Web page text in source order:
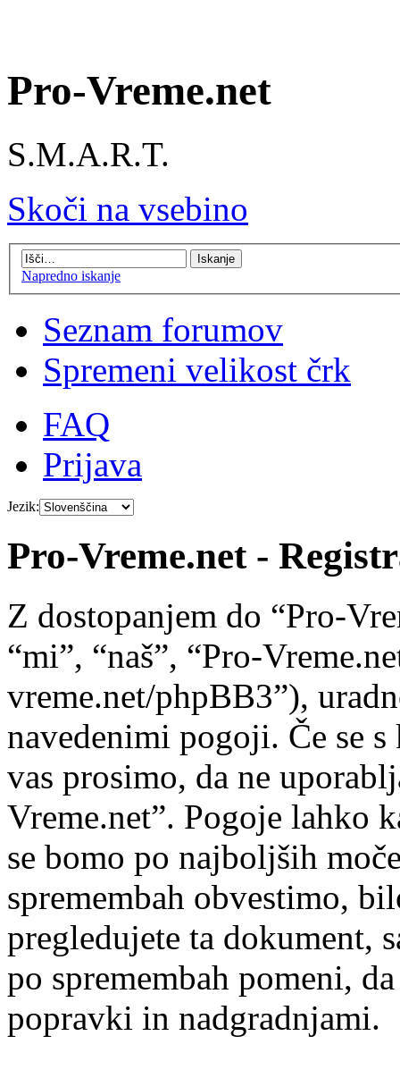
Pro-Vreme.net
S.M.A.R.T.
Skoči na vsebino
Napredno iskanje
Seznam forumov
Spremeni velikost črk
FAQ
Prijava
Jezik:
Pro-Vreme.net -
Z dostopanjem do “Pro-
“mi”, “naš”, “Pro-
vreme.net/phpBB3”),
navedenimi pogoji. Če se
vas prosimo, da ne
Vreme.net”. Pogoje lahko
se bomo po najboljših
spremembah obvestimo,
pregledujete ta dokument,
po spremembah pomeni,
popravki in nadgradnjami.